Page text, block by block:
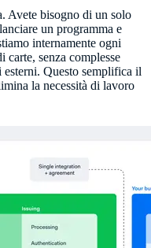
Avete bisogno di un solo
un programma e
internamente ogni
carte, senza complesse
Questo semplifica il
la necessità di lavoro